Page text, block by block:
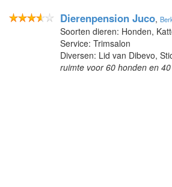
Dierenpension Juco,
Soorten dieren: Honden,
Service: Trimsalon
Diversen: Lid van Dibevo,
ruimte voor 60 honden en